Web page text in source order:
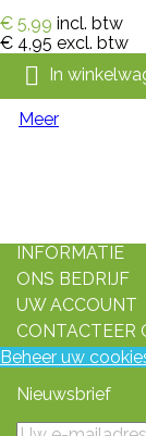
€ 5,99 incl. btw
€ 4,95 excl. btw
 In
Meer
INFORMATIE
ONS BEDRIJF
UW ACCOUNT
CONTACTEER
Beheer uw
Nieuwsbrief